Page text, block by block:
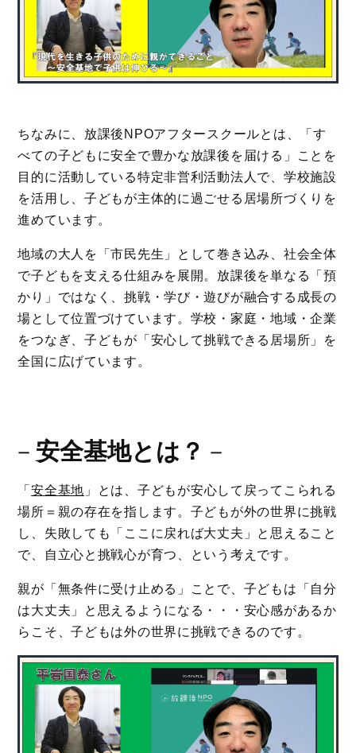
ちなみに、放課後NPOアフタースクールとは、「す
べての子どもに安全で豊かな放課後を届ける」ことを
目的に活動している特定非営利活動法人で、学校施設
を活用し、子どもが主体的に過ごせる居場所づくりを
進めています。
地域の大人を「市民先生」として巻き込み、社会全体
で子どもを支える仕組みを展開。放課後を単なる「預
かり」ではなく、挑戦・学び・遊びが融合する成長の
場として位置づけています。学校・家庭・地域・企業
をつなぎ、子どもが「安心して挑戦できる居場所」を
全国に広げています。
－ 安全基地とは？ －
「安全基地 」とは、子どもが安心して戻ってこられる
場所＝親の存在を指します。子どもが外の世界に挑戦
し、失敗しても「ここに戻れば大丈夫」と思えること
で、自立心と挑戦心が育つ、という考えです。
親が「無条件に受け止める」ことで、子どもは「自分
は大丈夫」と思えるようになる・・・安心感があるか
らこそ、子どもは外の世界に挑戦できるのです。